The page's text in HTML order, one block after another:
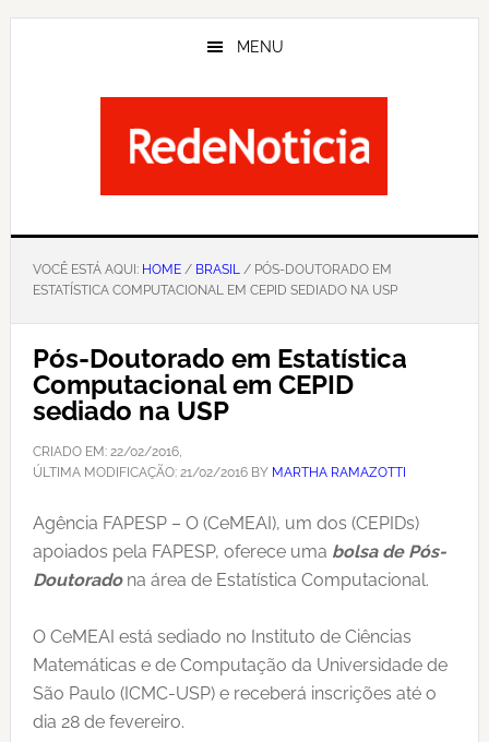
Skip
MENU
VOCÊ ESTÁ AQUI: HOME/ BRASIL/ PÓS-DOUTORADO EM
ESTATÍSTICA COMPUTACIONAL EM CEPID SEDIADO NA USP
Pós-Doutorado em Estatística
Computacional em CEPID
sediado na USP
CRIADO EM: 22/02/2016,
ÚLTIMA MODIFICAÇÃO: 21/02/2016BY MARTHA RAMAZOTTI
Agência FAPESP – O (CeMEAI), um dos (CEPIDs)
apoiados pela FAPESP, oferece uma bolsa de Pós-
Doutoradona área de Estatística Computacional.
O CeMEAI está sediado no Instituto de Ciências
Matemáticas e de Computação da Universidade de
São Paulo (ICMC-USP) e receberá inscrições até o
dia 28 de fevereiro.